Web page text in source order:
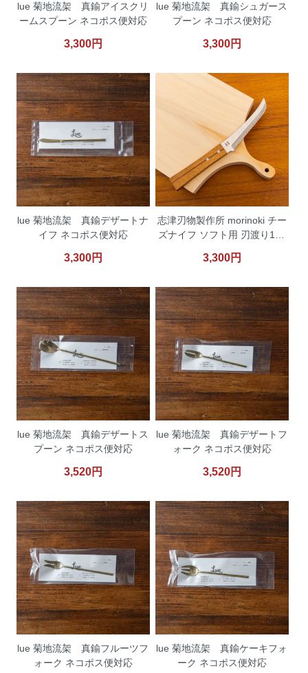
lue 菊地流架 真鍮アイスクリ
ームスプーン ネコポス便対応
3,300円
lue 菊地流架 真鍮シュガース
プーン ネコポス便対応
3,300円
lue 菊地流架 真鍮デザートナ
イフ ネコポス便対応
3,300円
志津刃物製作所 morinoki チー
ズナイフ ソフト用 刃渡り115
3,300円
lue 菊地流架 真鍮デザートス
プーン ネコポス便対応
3,520円
lue 菊地流架 真鍮デザートフ
ォーク ネコポス便対応
3,520円
lue 菊地流架 真鍮フルーツフ
ォーク ネコポス便対応
lue 菊地流架 真鍮ケーキフォ
ーク ネコポス便対応